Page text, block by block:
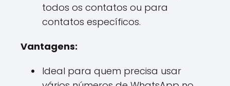
todos os contatos ou para
contatos específicos.
Vantagens:
Ideal para quem precisa usar